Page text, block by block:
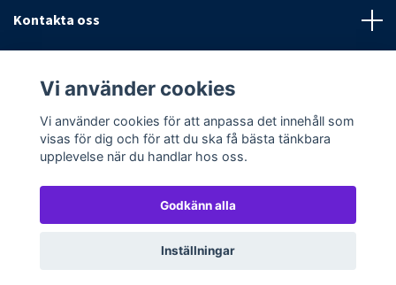
Kontakta oss
Sociala medier
© 2026 TextilpoolenPowered by Quickbutik
Vi använder cookies
Vi använder cookies för att anpassa det innehåll som
visas för dig och för att du ska få bästa tänkbara
upplevelse när du handlar hos oss.
Godkänn alla
Inställningar